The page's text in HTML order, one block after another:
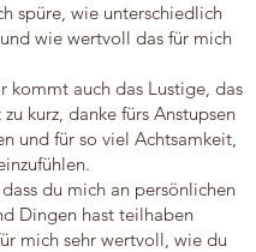
spüre, wie unterschiedlich
wie wertvoll das für mich
kommt auch das Lustige, das
kurz, danke fürs Anstupsen
und für so viel Achtsamkeit,
du mich an persönlichen
Dingen hast teilhaben
mich sehr wertvoll, wie du